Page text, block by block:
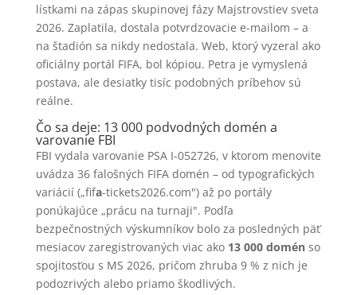
lístkami na zápas skupinovej fázy Majstrovstiev sveta
2026. Zaplatila, dostala potvrdzovacie e-mailom – a
na štadión sa nikdy nedostala. Web, ktorý vyzeral ako
oficiálny portál FIFA, bol kópiou. Petra je vymyslená
postava, ale desiatky tisíc podobných príbehov sú
reálne.
Čo sa deje: 13 000 podvodných domén a
varovanie FBI
FBI vydala varovanie PSA I-052726, v ktorom menovite
uvádza 36 falošných FIFA domén – od typografických
variácií („fifa-tickets2026.com") až po portály
ponúkajúce „prácu na turnaji". Podľa
bezpečnostných výskumníkov bolo za posledných päť
mesiacov zaregistrovaných viac ako 13 000 doménso
spojitosťou s MS 2026, pričom zhruba 9 % z nich je
podozrivých alebo priamo škodlivých.